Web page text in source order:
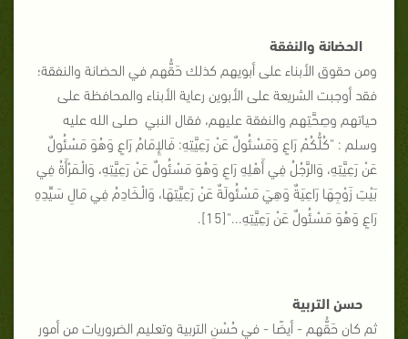
الحضانة والنفقة
ومن حقوق الأبناء على أبويهم كذلك حَقُّهم في الحضانة والنفقة؛
فقد أوجبت الشريعة على الأبوين رعاية الأبناء والمحافظة على
حياتهم وصِحَّتِهم والنفقة عليهم، فقال النبي صلى الله عليه
وسلم : "كُلُّكُمْ رَاعٍ وَمَسْئُولٌ عَنْ رَعِيَّتِهِ: فَالإِمَامُ رَاعٍ وَهُوَ مَسْئُولٌ
عَنْ رَعِيَّتِهِ، وَالرَّجُلُ فِي أَهْلِهِ رَاعٍ وَهُوَ مَسْئُولٌ عَنْ رَعِيَّتِهِ، وَالْـمَرْأَةُ فِي
بَيْتِ زَوْجِهَا رَاعِيَةٌ وَهِيَ مَسْئُولَةٌ عَنْ رَعِيَّتِهَا، وَالْـخَادِمُ فِي مَالِ سَيِّدِهِ
رَاعٍ وَهُوَ مَسْئُولٌ عَنْ رَعِيَّتِهِ..."[15].
حسن التربية
ثم كان حَقُّهم - أيضًا - في حُسْنِ التربية وتعليم الضروريات من أمور